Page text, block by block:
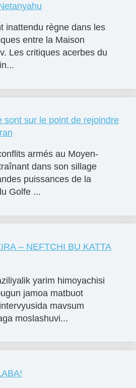
inattendu règne dans les
entre la Maison
Les critiques acerbes du
sont sur le point de rejoindre
armés au Moyen-
dans son sillage
puissances de la
Golfe ...
– NEFTCHI BU KATTA
yarim himoyachisi
jamoa matbuot
mavsum
moslashuvi...